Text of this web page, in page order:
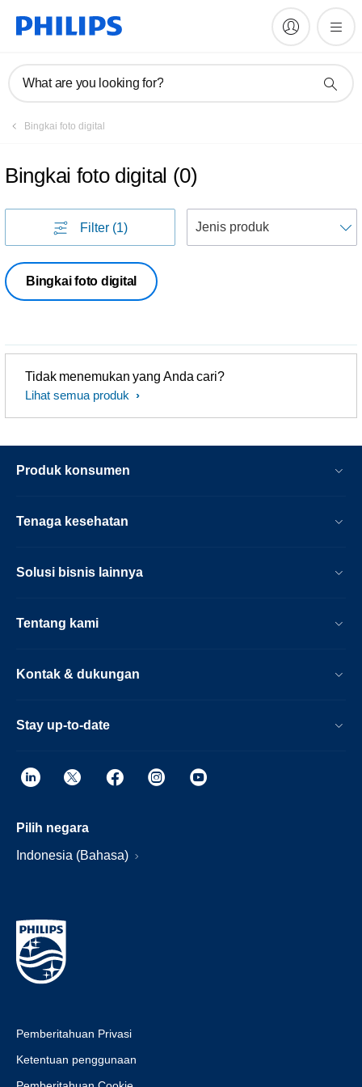
What are you looking for?
Bingkai foto digital
Bingkai foto digital (0)
Filter (1)
Bingkai foto digital
Tidak menemukan yang Anda cari?
Lihat semua produk
Produk konsumen
Tenaga kesehatan
Solusi bisnis lainnya
Tentang kami
Kontak & dukungan
Stay up-to-date
Pilih negara
Indonesia (Bahasa)
Pemberitahuan Privasi
Ketentuan penggunaan